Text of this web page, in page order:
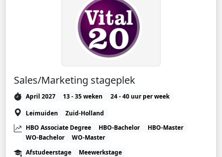
Sales/Marketing stageplek
April 2027 13 - 35 weken
24 - 40 uur per week
Leimuiden
Zuid-Holland
HBO Associate Degree
HBO-Bachelor
HBO-Master
WO-Bachelor
WO-Master
Afstudeerstage
Meewerkstage